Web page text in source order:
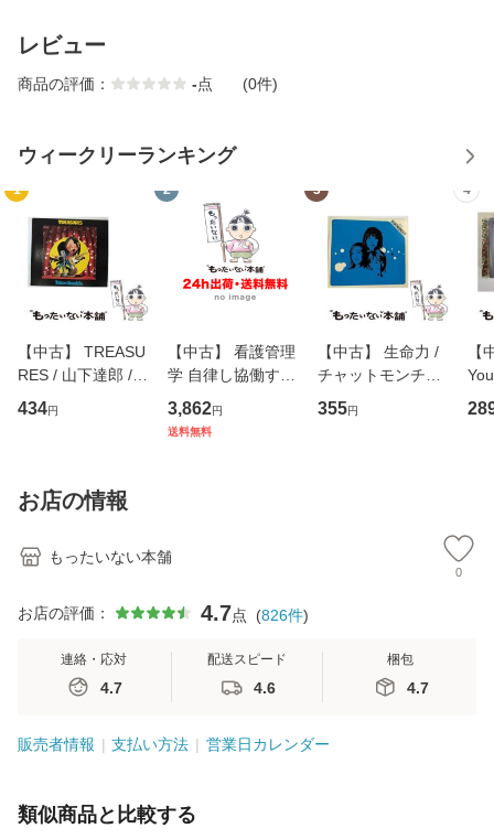
レビュー
商品の評価： -点 (0件)
ウィークリーランキング
1
【中古】 TREASU
RES / 山下達郎 /
イーストウエス
ト・ジャパン [CD]
434円
2
【中古】 看護管理
学 自律し協働する
専門職の看護マネ
ジメントスキル 改
3,862円
送料無料
3
【中古】 生命力 /
チャットモンチー /
キューンレコード
[CD]【メール便送
355円
4
【
のが
お店の情報
もったいない本舗
0
お店の評価： 4.7点 (826件)
連絡・応対
4.7
配送スピード
4.6
梱包
4.7
販売者情報 支払い方法 営業日カレンダー
類似商品と比較する